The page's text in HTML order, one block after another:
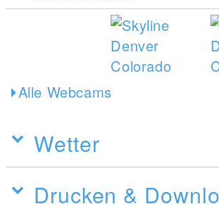
Alle Webcams
Wetter
Drucken &